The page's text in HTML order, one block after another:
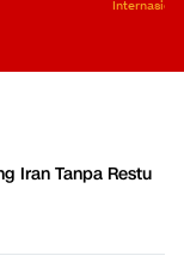
Iran Tanpa Restu